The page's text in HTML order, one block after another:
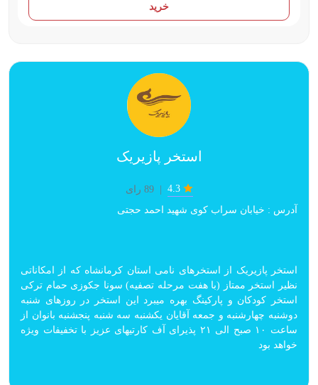
خرید
استخر پازیریک
4.3
|
89 رای
آدرس : خیابان سراب کوی شهید احمد حجتی
استخر پازیریک از استخرهای نامی استان کرمانشاه که از امکاناتی
نظیر استخر ممتاز (با هفت مرحله تصفیه) سونا جکوزی حمام ترکی
استخر کودکان و پارکینگ بهره میبرد این استخر در روزهای شنبه
دوشنبه چهارشنبه و جمعه آقایان یکشنبه سه شنبه پنجشنبه بانوان از
ساعت ۱۰ صبح الی ۲۱ پذیرای آف کارتیهای عزیز با تخفیفات ویژه
خواهد بود